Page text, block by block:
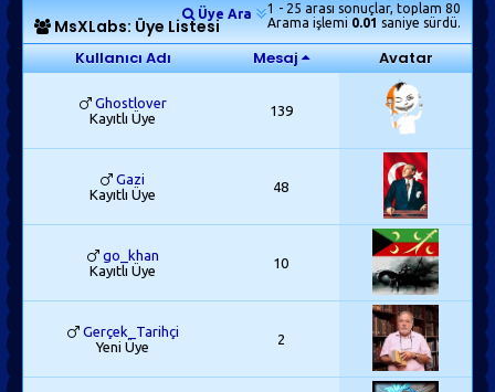
1 - 25 arası sonuçlar, toplam 80
Arama işlemi 0.01 saniye sürdü.
Üye Ara
MsXLabs: Üye Listesi
Kullanıcı Adı Mesaj Avatar
Ghostlover
Kayıtlı Üye
139
Gazi
Kayıtlı Üye
48
go_khan
Kayıtlı Üye
10
Gerçek_Tarihçi
Yeni Üye
2